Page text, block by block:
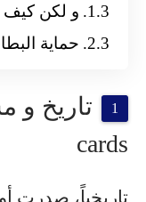
و لكن كيف
حماية
cards